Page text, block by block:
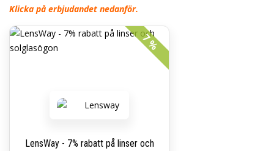
Klicka på erbjudandet nedanför.
7 %
LensWay - 7% rabatt på linser och